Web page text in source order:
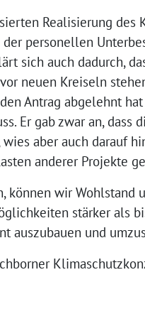
Realisierung
personellen
sich auch dadurch,
neuen Kreiseln
Antrag abgelehnt
Er gab zwar an,
aber auch darauf
anderer Projekte
können wir Wohlstand
stärker als
auszubauen und